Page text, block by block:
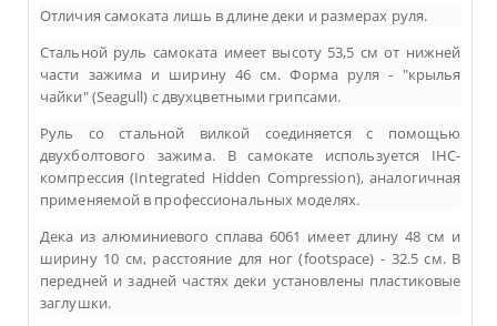
Отличия самоката лишь в длине деки и размерах руля.
Стальной руль самоката имеет высоту 53,5 см от нижней
части зажима и ширину 46 см. Форма руля - "крылья
чайки" (Seagull) с двухцветными грипсами.
Руль со стальной вилкой соединяется с помощью
двухболтового зажима. В самокате используется IHC-
компрессия (Integrated Hidden Compression), аналогичная
применяемой в профессиональных моделях.
Дека из алюминиевого сплава 6061 имеет длину 48 см и
ширину 10 см, расстояние для ног (footspace) - 32.5 см. В
передней и задней частях деки установлены пластиковые
заглушки.